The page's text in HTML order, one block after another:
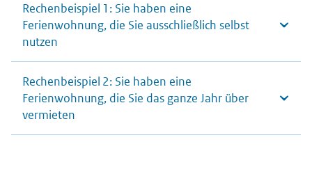
Rechenbeispiel 1: Sie haben eine
Ferienwohnung, die Sie ausschließlich selbst
nutzen
Rechenbeispiel 2: Sie haben eine
Ferienwohnung, die Sie das ganze Jahr über
vermieten